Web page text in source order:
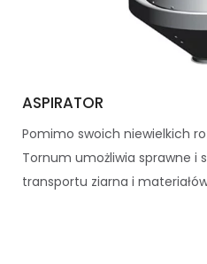
ASPIRATOR
Pomimo swoich niewielkich
Tornum umożliwia sprawne i
transportu ziarna i